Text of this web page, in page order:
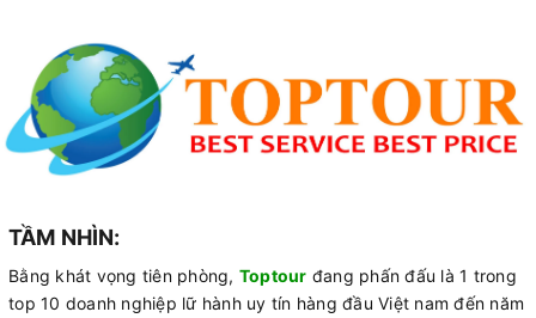
TẦM NHÌN:
Bằng khát vọng tiên phòng, Toptour đang phấn đấu là 1 trong
top 10 doanh nghiệp lữ hành uy tín hàng đầu Việt nam đến năm